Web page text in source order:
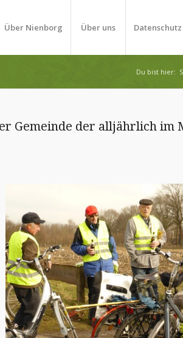
Über Nienborg Über uns Datenschutz
Du bist hier:
Gemeinde der alljährlich im